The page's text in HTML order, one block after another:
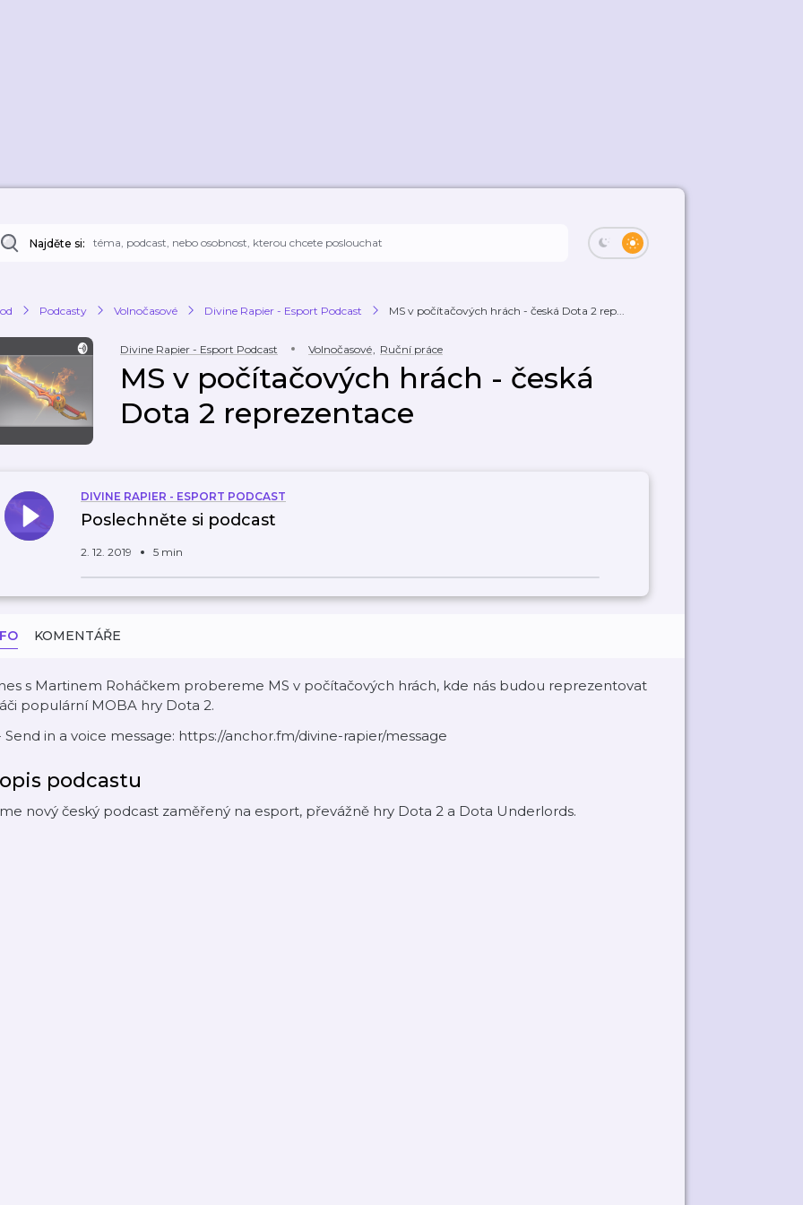
Najděte si:
Podcasty Volnočasové Divine Rapier - Esport Podcast MS v počítačových hrách - česká Dota 2 rep...
Divine Rapier - Esport Podcast Volnočasové, Ruční práce
MS v počítačových hrách - česká
Dota 2 reprezentace
DIVINE RAPIER - ESPORT PODCAST
Poslechněte si podcast
2. 12. 2019 5 min
KOMENTÁŘE
s Martinem Roháčkem probereme MS v počítačových hrách, kde nás budou reprezentovat
populární MOBA hry Dota 2.
Send in a voice message: https://anchor.fm/divine-rapier/message
podcastu
nový český podcast zaměřený na esport, převážně hry Dota 2 a Dota Underlords.